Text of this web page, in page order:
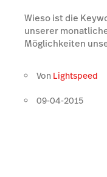
Wieso ist die
unserer
Möglichkeiten
Von Lightspeed
09-04-2015